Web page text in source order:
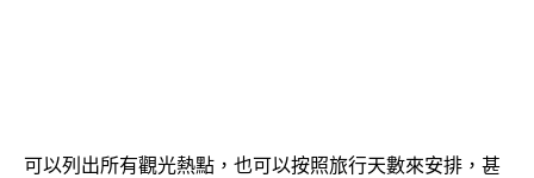
可以列出所有觀光熱點，也可以按照旅行天數來安排，甚